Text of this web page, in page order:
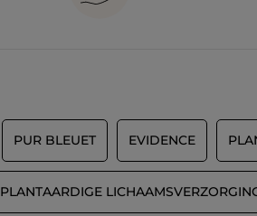
PUR BLEUET EVIDENCE
PLANTAARDIGE